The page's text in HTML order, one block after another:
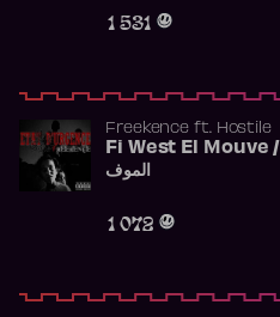
1 531
Freekence ft. Hostile
Fi West El Mouve / في وسط
الموف
1 072